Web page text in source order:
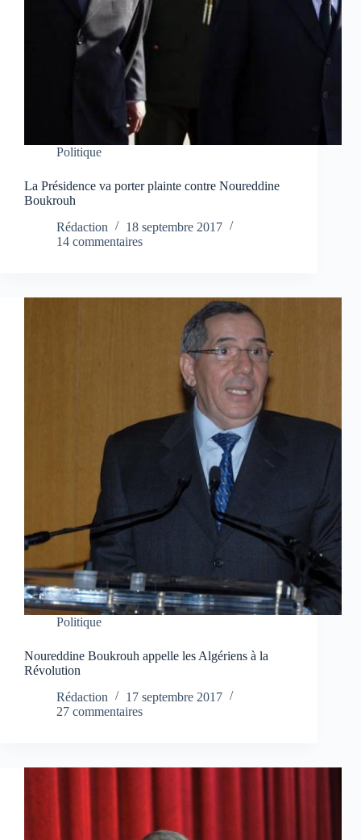
Politique
La Présidence va porter plainte contre Noureddine
Boukrouh
Rédaction
18 septembre 2017
14 commentaires
Politique
Noureddine Boukrouh appelle les Algériens à la
Révolution
Rédaction
17 septembre 2017
27 commentaires